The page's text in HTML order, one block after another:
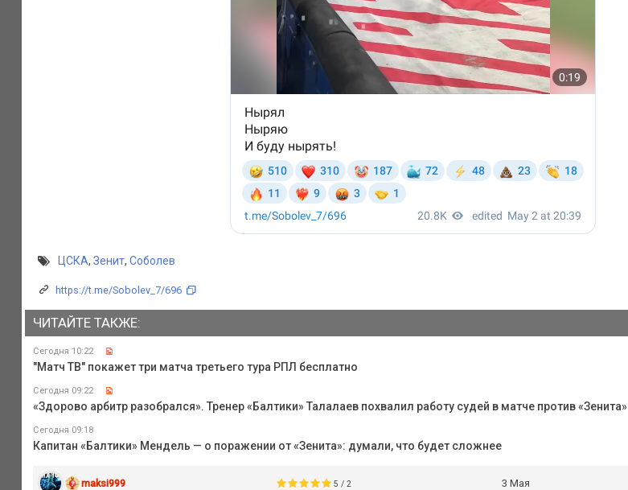
ЦСКА, Зенит, Соболев
https://t.me/Sobolev_7/696
ЧИТАЙТЕ ТАКЖЕ:
Сегодня 10:22
"Матч ТВ" покажет три матча третьего тура РПЛ бесплатно
Сегодня 09:22
«Здорово арбитр разобрался». Тренер «Балтики» Талалаев похвалил работу судей в матче против «Зенита»
Сегодня 09:18
Капитан «Балтики» Мендель — о поражении от «Зенита»: думали, что будет сложнее
maksi999 5 / 2 3 Мая